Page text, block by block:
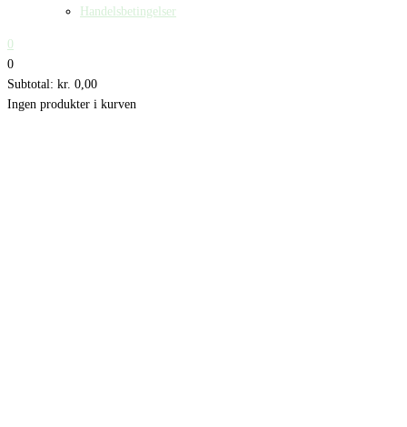
Handelsbetingelser
0
0
Subtotal: kr. 0,00
Ingen produkter i kurven